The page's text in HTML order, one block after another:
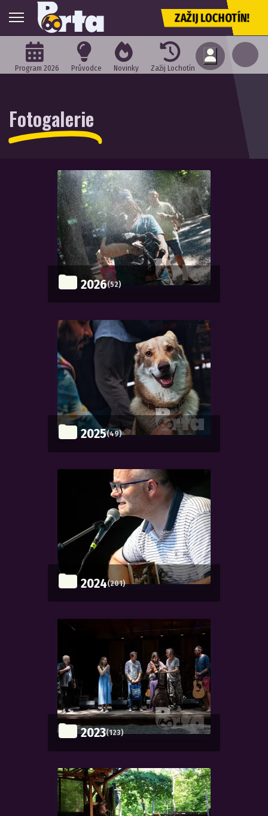
ZAŽIJ LOCHOTÍN!
Program 2026 Průvodce Novinky Zažij Lochotín
Fotogalerie
2026(52)
2025(49)
2024(201)
2023(123)